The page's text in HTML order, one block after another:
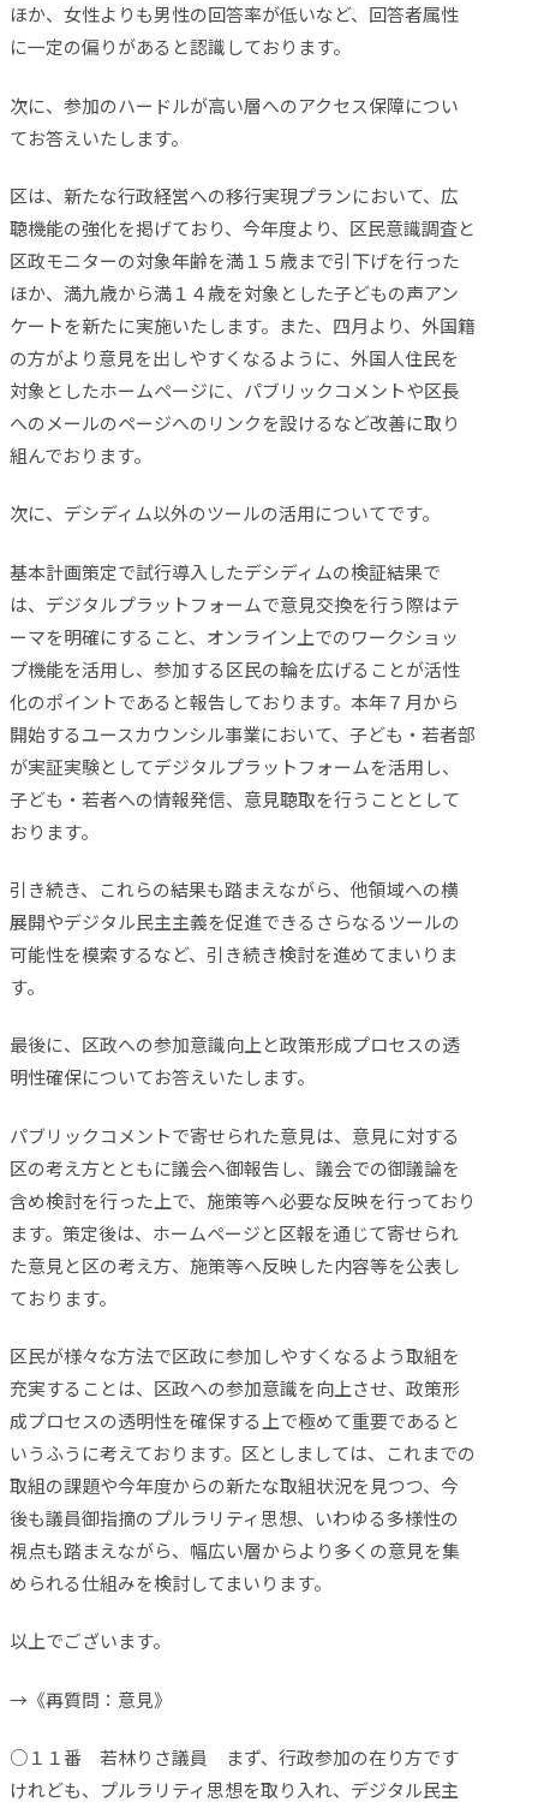
ほか、女性よりも男性の回答率が低いなど、回答者属性
に一定の偏りがあると認識しております。
次に、参加のハードルが高い層へのアクセス保障につい
てお答えいたします。
区は、新たな行政経営への移行実現プランにおいて、広
聴機能の強化を掲げており、今年度より、区民意識調査と
区政モニターの対象年齢を満１５歳まで引下げを行った
ほか、満九歳から満１４歳を対象とした子どもの声アン
ケートを新たに実施いたします。また、四月より、外国籍
の方がより意見を出しやすくなるように、外国人住民を
対象としたホームページに、パブリックコメントや区長
へのメールのページへのリンクを設けるなど改善に取り
組んでおります。
次に、デシディム以外のツールの活用についてです。
基本計画策定で試行導入したデシディムの検証結果で
は、デジタルプラットフォームで意見交換を行う際はテ
ーマを明確にすること、オンライン上でのワークショッ
プ機能を活用し、参加する区民の輪を広げることが活性
化のポイントであると報告しております。本年７月から
開始するユースカウンシル事業において、子ども・若者部
が実証実験としてデジタルプラットフォームを活用し、
子ども・若者への情報発信、意見聴取を行うこととして
おります。
引き続き、これらの結果も踏まえながら、他領域への横
展開やデジタル民主主義を促進できるさらなるツールの
可能性を模索するなど、引き続き検討を進めてまいりま
す。
最後に、区政への参加意識向上と政策形成プロセスの透
明性確保についてお答えいたします。
パブリックコメントで寄せられた意見は、意見に対する
区の考え方とともに議会へ御報告し、議会での御議論を
含め検討を行った上で、施策等へ必要な反映を行っており
ます。策定後は、ホームページと区報を通じて寄せられ
た意見と区の考え方、施策等へ反映した内容等を公表し
ております。
区民が様々な方法で区政に参加しやすくなるよう取組を
充実することは、区政への参加意識を向上させ、政策形
成プロセスの透明性を確保する上で極めて重要であると
いうふうに考えております。区としましては、これまでの
取組の課題や今年度からの新たな取組状況を見つつ、今
後も議員御指摘のプルラリティ思想、いわゆる多様性の
視点も踏まえながら、幅広い層からより多くの意見を集
められる仕組みを検討してまいります。
以上でございます。
→《再質問：意見》
○１１番 若林りさ議員 まず、行政参加の在り方です
けれども、プルラリティ思想を取り入れ、デジタル民主